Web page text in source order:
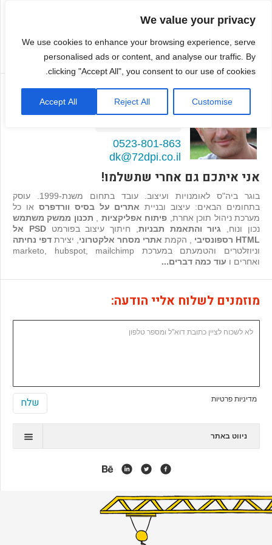
We value your privacy
We use cookies to enhance your browsing experience, serve
personalised ads or content, and analyse our traffic. By
clicking "Accept All", you consent to our use of cookies.
Customise
Reject All
Accept All דמיטרי קגן
בונה אתרים ואפליקציות
0523-801-863
dk@72dpi.co.il
אני איתכם גם אחרי שתשלמו!
בוגר ביה"ס לאומנויות ועיצוב. עובד בתחום משנת-1999. עוסק
בתחומים הבאים: עיצוב ובניית אתרים על בסיס וורדפרס או כל
מערכת ניהול תוכן אחרת, פיתוח אפליקציות
תכנון ממשק משתמש
נכון ונוח, גיור והתאמת תבניות , חיתוך עיצוב בפורמט
PSD אל
HTML רספונסיבי
, הקמת אתרי מסחר אלקטרוני , יצירת דפי נחיתה
וניוזלטרים והטמעתם במערכת marketo, hubspot, mailchimp
ואחרים ו עוד כמה דברים...
מוזמנים לשלוח אליי הודעה:
מדיניות פרטיות
ניווט באתר
אנימציה